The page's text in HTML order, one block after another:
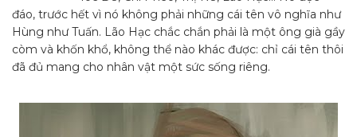
đáo, trước hết vì nó không phải những cái tên vô nghĩa như
Hùng như Tuấn. Lão Hạc chắc chắn phải là một ông già gầy
còm và khốn khổ, không thể nào khác được: chỉ cái tên thôi
đã đủ mang cho nhân vật một sức sống riêng.